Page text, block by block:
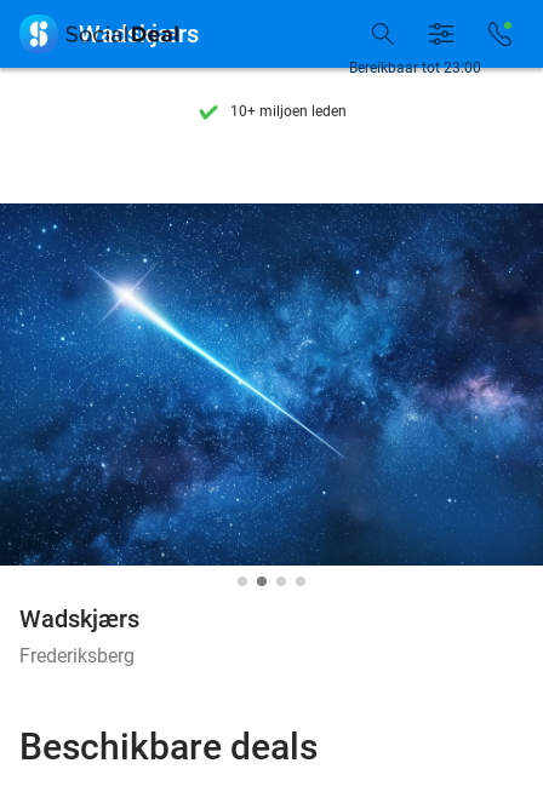
7 dagen per week beschikbaar
10+ miljoen leden
7 dagen per week beschikbaar
10+ miljoen leden
Bereikbaar tot 23:00
 Wadskjærs
Wadskjærs
Frederiksberg
Beschikbare deals